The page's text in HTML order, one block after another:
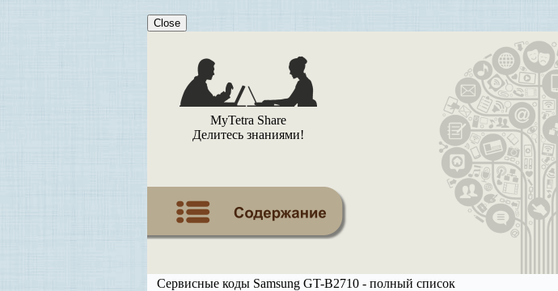
Close
MyTetra Share
Делитесь знаниями!
Сервисные коды Samsung GT-B2710 - полный список